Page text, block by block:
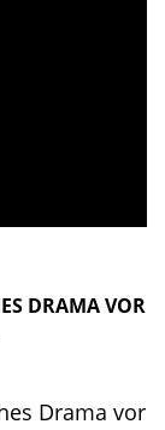
DRAMA VOR
Drama vor